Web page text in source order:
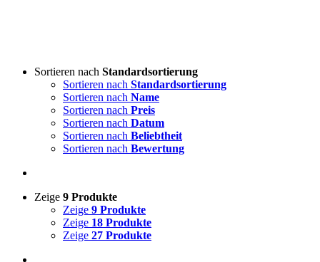
Sortieren nach Standardsortierung
Sortieren nach Standardsortierung
Sortieren nach Name
Sortieren nach Preis
Sortieren nach Datum
Sortieren nach Beliebtheit
Sortieren nach Bewertung
Zeige 9 Produkte
Zeige 9 Produkte
Zeige 18 Produkte
Zeige 27 Produkte